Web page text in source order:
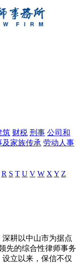
筑 财税 刑事 公司和
及家族传承 劳动人事
R S T U V W X Y Z
深耕以中山市为据点
先的综合性律师事务
立以来，保信不仅